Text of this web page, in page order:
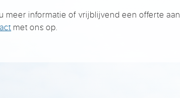
meer informatie of vrijblijvend een offerte
met ons op.